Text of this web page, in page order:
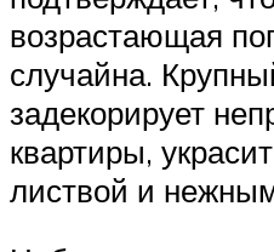
возрастающая
случайна.
задекорирует
квартиры,
листвой и